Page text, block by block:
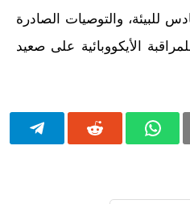
والتوصيات الصادرة
الأيكووبائية على صعيد